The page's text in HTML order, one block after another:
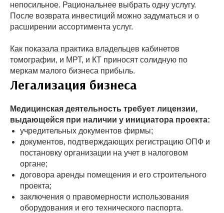
непосильное. Рациональнее выбрать одну услугу.
После возврата инвестиций можно задуматься и о
расширении ассортимента услуг.
Как показала практика владельцев кабинетов
томографии, и МРТ, и КТ приносят солидную по
меркам малого бизнеса прибыль.
Легализация бизнеса
Медицинская деятельность требует лицензии,
выдающейся при наличии у инициатора проекта:
учредительных документов фирмы;
документов, подтверждающих регистрацию ОПФ и
постановку организации на учет в налоговом
органе;
договора аренды помещения и его строительного
проекта;
заключения о правомерности использования
оборудования и его технического паспорта.